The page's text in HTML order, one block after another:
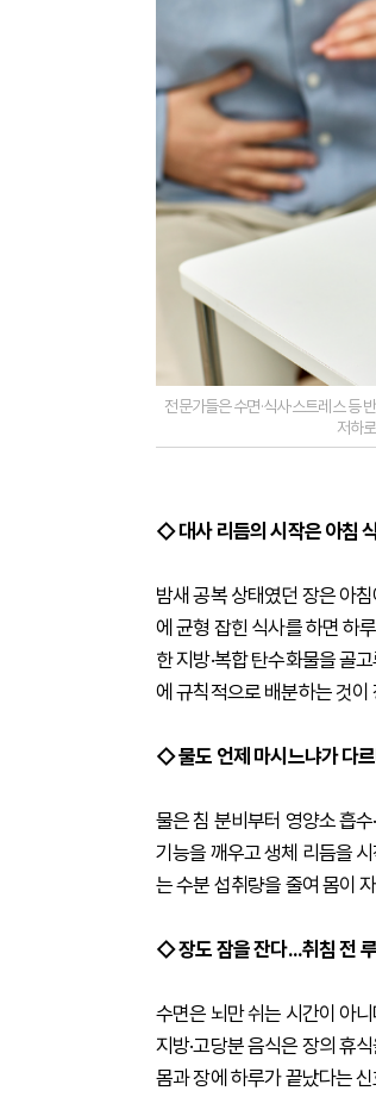
전문가들은 수면·식사·스트레스 등
저하
◇ 대사 리듬의 시작은 아침
밤새 공복 상태였던 장은 아
에 균형 잡힌 식사를 하면 하
한 지방·복합 탄수화물을 골
에 규칙적으로 배분하는 것
◇ 물도 언제 마시느냐가 다
물은 침 분비부터 영양소 흡
기능을 깨우고 생체 리듬을
는 수분 섭취량을 줄여 몸이
◇ 장도 잠을 잔다...취침 전
수면은 뇌만 쉬는 시간이 아
지방·고당분 음식은 장의 휴
몸과 장에 하루가 끝났다는